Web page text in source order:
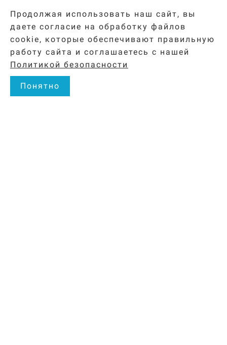
Продолжая использовать наш сайт, вы
даете согласие на обработку файлов
cookie, которые обеспечивают правильную
работу сайта и соглашаетесь с нашей
Политикой безопасности
Понятно